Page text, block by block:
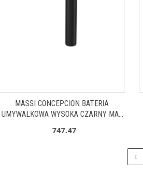
MASSI CONCEPCION BATERIA
UMYWALKOWA WYSOKA CZARNY MAT
747.47